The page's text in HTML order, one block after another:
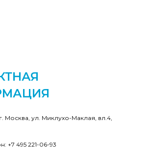
Москва, ул. Миклухо-Маклая, вл.4,
+7 495 221-06-93